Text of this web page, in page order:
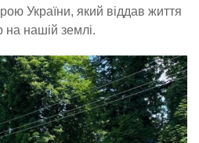
України, який віддав життя
на нашій землі.